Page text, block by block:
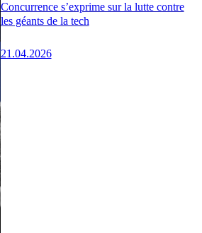
Concurrence s’exprime sur la lutte contre
les géants de la tech
21.04.2026